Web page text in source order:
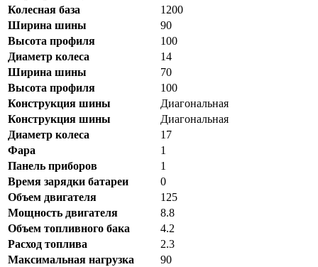
Колесная база
1200
Ширина шины
90
Высота профиля
100
Диаметр колеса
14
Ширина шины
70
Высота профиля
100
Конструкция шины
Диагональная
Конструкция шины
Диагональная
Диаметр колеса
17
Фара
1
Панель приборов
1
Время зарядки батареи
0
Объем двигателя
125
Мощность двигателя
8.8
Объем топливного бака
4.2
Расход топлива
2.3
Максимальная нагрузка
90